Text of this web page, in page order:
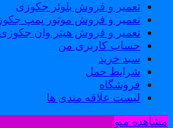
تعمیر و فروش بلوئر جکوزی
تعمیر و فروش موتور پمپ جکوزی
تعمیر و فروش هیتر وان جکوزی
حساب کاربری من
سبد خرید
شرایط حمل
فروشگاه
لیست علاقه مندی ها
منو